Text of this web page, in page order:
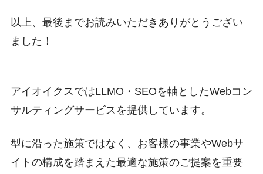
以上、最後までお読みいただきありがとうござい
ました！
アイオイクスではLLMO・SEOを軸としたWebコン
サルティングサービスを提供しています。
型に沿った施策ではなく、お客様の事業やWebサ
イトの構成を踏まえた最適な施策のご提案を重要